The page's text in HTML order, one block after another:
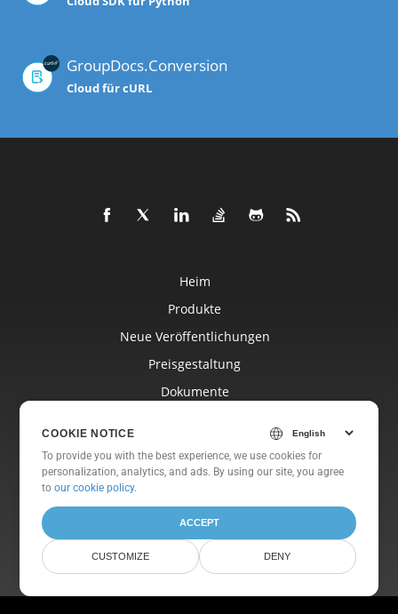
GroupDocs.Conversion
Cloud für cURL
Heim
Produkte
Neue Veröffentlichungen
Preisgestaltung
Dokumente
Blog
Um
COOKIE NOTICE
To provide you with the best experience, we use cookies for
personalization, analytics, and ads. By using our site, you agree
toour cookie policy.
ACCEPT
CUSTOMIZE DENY